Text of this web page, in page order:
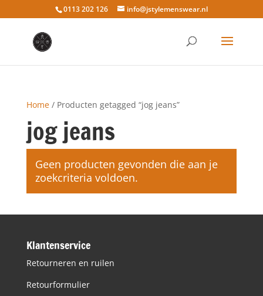
0113 202 126 info@jstylemenswear.nl
Home/ Producten getagged “jog jeans”
jog jeans
Geen producten gevonden die aan je
zoekcriteria voldoen.
Klantenservice
Retourneren en ruilen
Retourformulier